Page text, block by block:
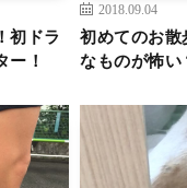
初ドラ
ー！
2018.09.04
初めてのお散
なものが怖い